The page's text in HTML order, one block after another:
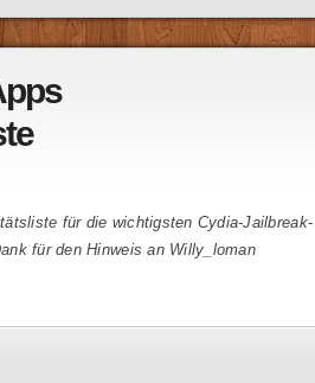
für die wichtigsten Cydia-Jailbreak-
für den Hinweis an Willy_loman